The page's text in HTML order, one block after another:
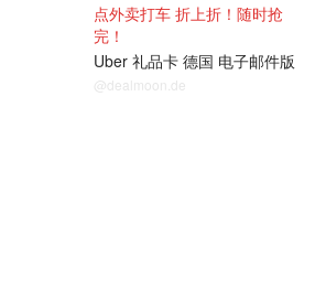
点外卖打车 折上折！随时抢
完！
Uber 礼品卡 德国 电子邮件版
@dealmoon.de